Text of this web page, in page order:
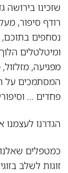
שזכינו בירושה
רודף סיפור,
נסחפים
ומיטלטלים
מפגיעה,
המסתמכים על
פחדים …
הגדרנו
כמטפלים
זוגות לשלב